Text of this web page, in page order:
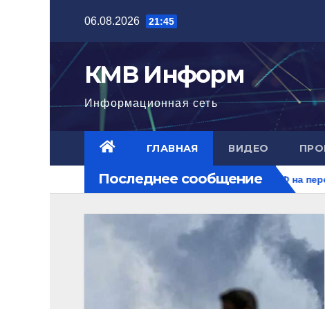
содержимому
06.08.2026 21:45
КМВ Информ
Информационная сеть
ГЛАВНАЯ ВИДЕО
Последнее сообщение
Ближний Восток горит. РФ на перекрестке рисков.